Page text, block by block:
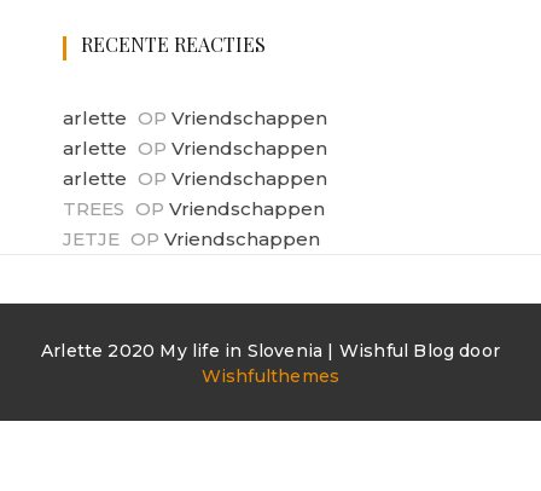
RECENTE REACTIES
arlette OP Vriendschappen
arlette OP Vriendschappen
arlette OP Vriendschappen
TREES OP Vriendschappen
JETJE OP Vriendschappen
Arlette 2020 My life in Slovenia | Wishful Blog door
Wishfulthemes